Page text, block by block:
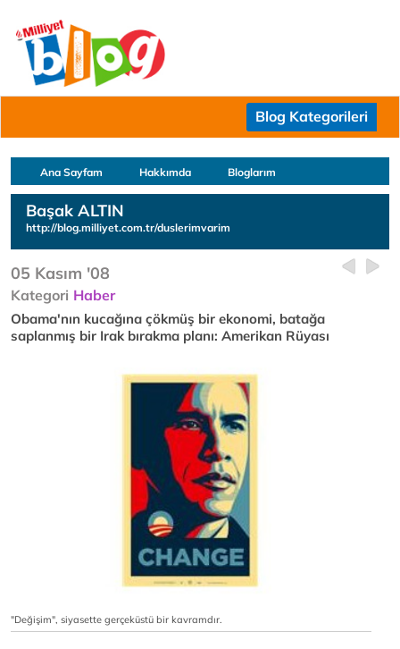
Blog Kategorileri
Ana Sayfam Hakkımda Bloglarım
Başak ALTIN
http://blog.milliyet.com.tr/duslerimvarim
05 Kasım '08
Kategori Haber
Obama'nın kucağına çökmüş bir ekonomi, batağa
saplanmış bir Irak bırakma planı: Amerikan Rüyası
"Değişim", siyasette gerçeküstü bir kavramdır.